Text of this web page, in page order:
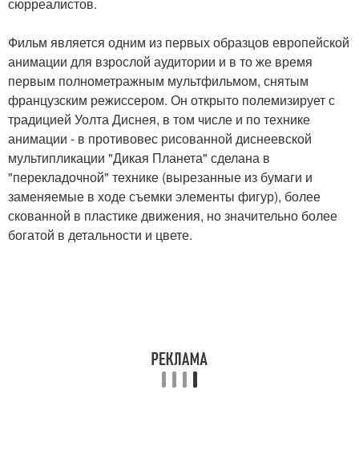
Фильм является одним из первых образцов европейской
анимации для взрослой аудитории и в то же время
первым полнометражным мультфильмом, снятым
французским режиссером. Он открыто полемизирует с
традицией Уолта Диснея, в том числе и по технике
анимации - в противовес рисованной диснеевской
мультипликации "Дикая Планета" сделана в
"перекладочной" технике (вырезанные из бумаги и
заменяемые в ходе съемки элементы фигур), более
скованной в пластике движения, но значительно более
богатой в детальности и цвете.